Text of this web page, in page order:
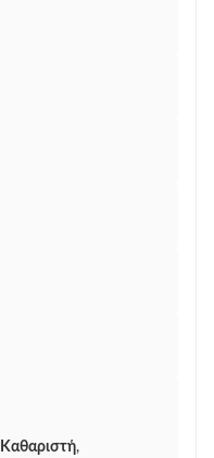
Καθαριστή,